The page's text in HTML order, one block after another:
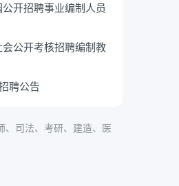
开招聘事业编制人员
公开考核招聘编制教
聘公告
、司法、考研、建造、医